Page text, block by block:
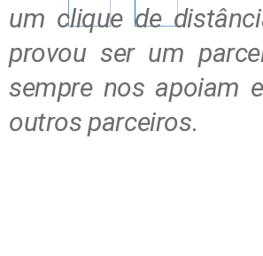
um clique de
provou ser um
sempre nos apoiam
outros parceiros.